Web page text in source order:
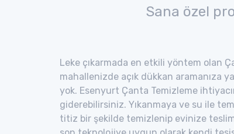
Sana özel
Leke çıkarmada en etkili yöntem olan
mahallenizde açık dükkan aramanıza
yok. Esenyurt Çanta Temizleme
giderebilirsiniz. Yıkanmaya ve su ile
titiz bir şekilde temizlenip evinize